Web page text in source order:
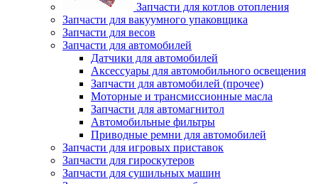
Запчасти для котлов отопления
Запчасти для вакуумного упаковщика
Запчасти для весов
Запчасти для автомобилей
Датчики для автомобилей
Аксессуары для автомобильного освещения
Запчасти для автомобилей (прочее)
Моторные и трансмиссионные масла
Запчасти для автомагнитол
Автомобильные фильтры
Приводные ремни для автомобилей
Запчасти для игровых приставок
Запчасти для гироскутеров
Запчасти для сушильных машин